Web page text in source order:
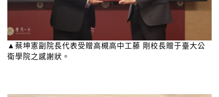
▲蔡坤憲副院長代表受贈高槻高中工藤 剛校長贈于臺大公
衛學院之感謝狀。